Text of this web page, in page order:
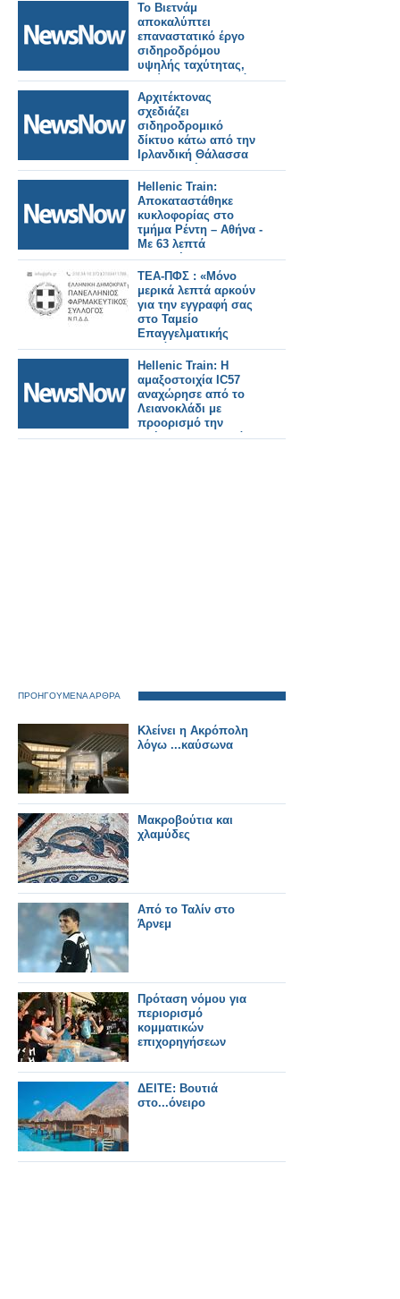
Το Βιετνάμ
αποκαλύπτει
επαναστατικό έργο
σιδηροδρόμου
υψηλής ταχύτητας,
μειώνοντας τον χρόνο
ταξιδιού από το Ανόι
στον κόλπο Χαλόνγκ
σε μόλις 30 λεπτά!
Αρχιτέκτονας
σχεδιάζει
σιδηροδρομικό
δίκτυο κάτω από την
Ιρλανδική Θάλασσα
που συνδέει το
Δουβλίνο με το
Ηνωμένο Βασίλειο -
με τρένα κάθε πέντε
λεπτά
Hellenic Train:
Αποκαταστάθηκε
κυκλοφορίας στο
τμήμα Ρέντη – Αθήνα -
Με 63 λεπτά
καθυστέρηση
αναχώρησε η
αμαξοστοιχία IC50.
Αποζημιώσεις στους
επιβάτες.
ΤΕΑ-ΠΦΣ : «Μόνο
μερικά λεπτά αρκούν
για την εγγραφή σας
στο Ταμείο
Επαγγελματικής
Ασφάλισης του
Πανελλήνιου
Φαρμακευτικού
Συλλόγου»
Hellenic Train: Η
αμαξοστοιχία IC57
αναχώρησε από το
Λειανοκλάδι με
προορισμό την
Αθήνα, με 93 λεπτά
ΠΡΟΗΓΟΥΜΕΝΑ ΑΡΘΡΑ
Κλείνει η Ακρόπολη
λόγω ...καύσωνα
Μακροβούτια και
χλαμύδες
Από το Ταλίν στο
Άρνεμ
Πρόταση νόμου για
περιορισμό
κομματικών
επιχορηγήσεων
ΔΕΙΤΕ: Βουτιά
στο...όνειρο